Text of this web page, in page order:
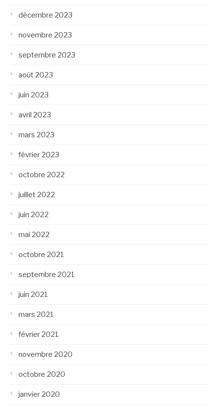
décembre 2023
novembre 2023
septembre 2023
août 2023
juin 2023
avril 2023
mars 2023
février 2023
octobre 2022
juillet 2022
juin 2022
mai 2022
octobre 2021
septembre 2021
juin 2021
mars 2021
février 2021
novembre 2020
octobre 2020
janvier 2020